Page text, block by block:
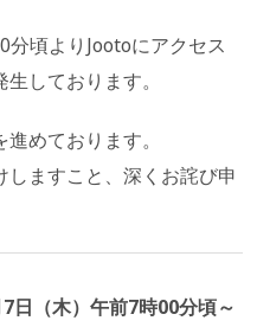
頃よりJootoにアクセス
しております。
めております。
ますこと、深くお詫び申
木）午前7時00分頃～